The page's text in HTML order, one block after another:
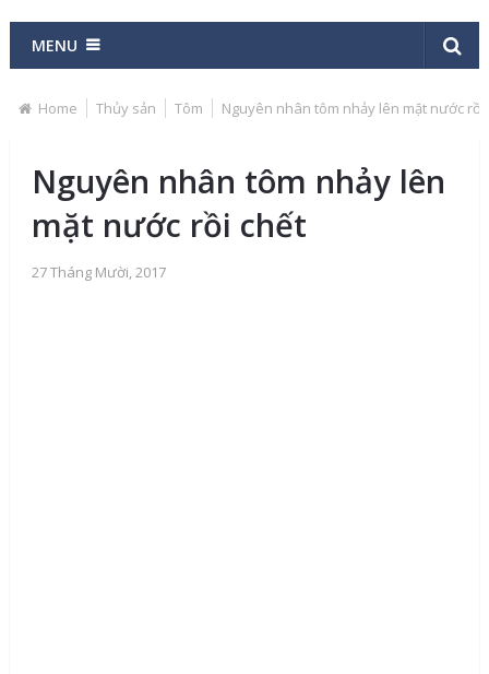
MENU
Home Thủy sản Tôm Nguyên nhân tôm nhảy lên mặt nước rồi
Nguyên nhân tôm nhảy lên
mặt nước rồi chết
27 Tháng Mười, 2017